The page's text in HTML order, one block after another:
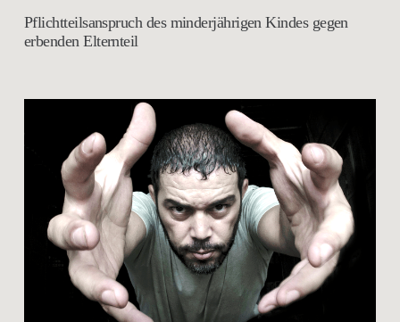
Pflichtteilsanspruch des minderjährigen Kindes gegen
erbenden Elternteil